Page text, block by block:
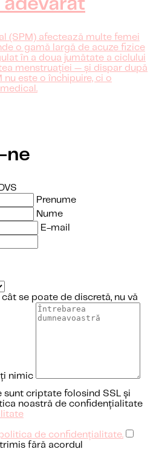
(SPM) afectează multe femei
o gamă largă de acuze fizice
în a doua jumătate a ciclului
menstruației — și dispar după
nu este o închipuire, ci o
ne
Prenume
Nume
E-mail
se poate de discretă, nu vă
nimic
sunt criptate folosind SSL și
noastră de confidențialitate
de confidențialitate.
fără acordul